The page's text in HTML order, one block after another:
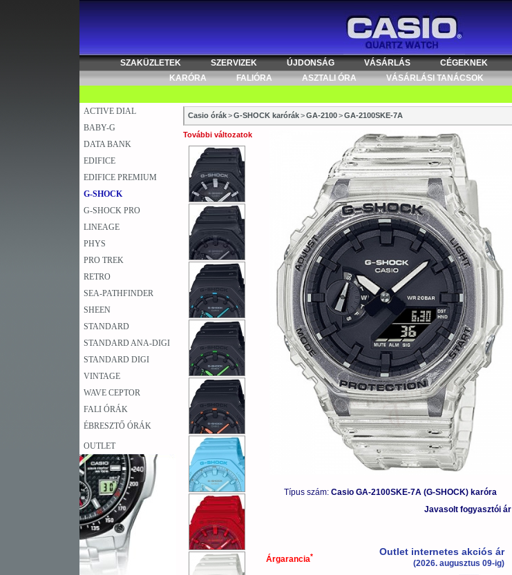
SZAKÜZLETEK SZERVIZEK ÚJDONSÁG VÁSÁRLÁS CÉGEKNEK
KARÓRA
FALIÓRA ASZTALI ÓRA VÁSÁRLÁSI TANÁCSOK
ACTIVE DIAL
BABY-G
DATA BANK
EDIFICE
EDIFICE PREMIUM
G-SHOCK
G-SHOCK PRO
LINEAGE
PHYS
PRO TREK
RETRO
SEA-PATHFINDER
SHEEN
STANDARD
STANDARD ANA-DIGI
STANDARD DIGI
VINTAGE
WAVE CEPTOR
FALI ÓRÁK
ÉBRESZTŐ ÓRÁK
OUTLET
Casio órák > G-SHOCK karórák > GA-2100 > GA-2100SKE-7A
További változatok
Típus szám: Casio GA-2100SKE-7A (G-SHOCK) karóra
Javasolt fogyasztói ár
Árgarancia* Outlet internetes akciós ár
(2026. augusztus 09-ig)